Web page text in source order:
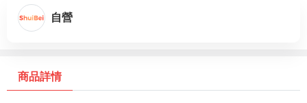
自營
商品詳情